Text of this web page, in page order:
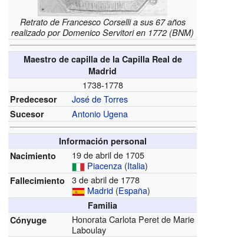
Retrato de Francesco Corselli a sus 67 años
realizado por Domenico Servitori en 1772 (BNM)
Maestro de capilla de la Capilla Real de
Madrid
1738-1778
Predecesor José de Torres
Sucesor Antonio Ugena
Información personal
Nacimiento
19 de abril de 1705
Piacenza (Italia)
Fallecimiento
3 de abril de 1778
Madrid (España)
Familia
Cónyuge
Honorata Carlota Peret de Marie
Laboulay